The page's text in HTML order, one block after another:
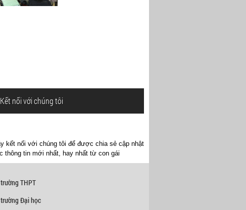
Kết nối với chúng tôi
kết nối với chúng tôi để được chia sẻ cập nhật
thông tin mới nhất, hay nhất từ con gái
THPT
Đại học